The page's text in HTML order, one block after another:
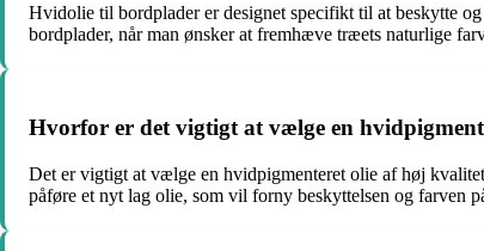
Hvidolie til bordplader er designet specifikt til at beskytte
bordplader, når man ønsker at fremhæve træets naturlige
Hvorfor er det vigtigt at vælge en
Det er vigtigt at vælge en hvidpigmenteret olie af høj
påføre et nyt lag olie, som vil forny beskyttelsen og farven